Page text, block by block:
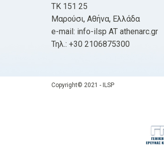
ΤΚ 151 25
Μαρούσι, Αθήνα, Ελλάδα
e-mail: info-ilsp AT athenarc.gr
Τηλ.: +30 2106875300
Copyright© 2021 - ILSP